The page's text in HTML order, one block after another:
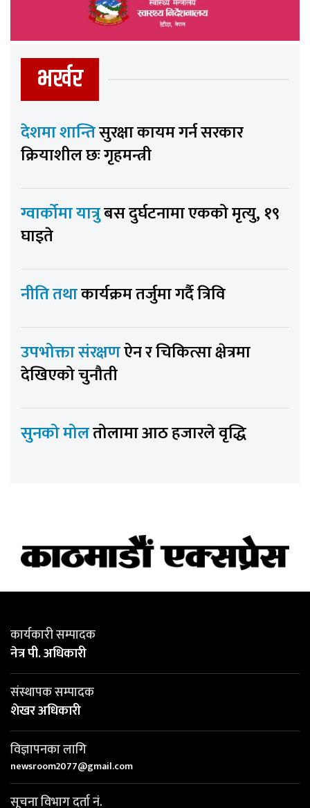
भर्खर
देशमा शान्तिसुरक्षा कायम गर्न सरकार
क्रियाशील छः गृहमन्त्री
ग्वार्कोमा यात्रुबस दुर्घटनामा एकको मृत्यु, १९
घाइते
नीति तथाकार्यक्रम तर्जुमा गर्दै त्रिवि
उपभोक्ता संरक्षणऐन र चिकित्सा क्षेत्रमा
देखिएको चुनौती
सुनको मोलतोलामा आठ हजारले वृद्धि
कार्यकारी सम्पादक
नेत्र पी. अधिकारी
संस्थापक सम्पादक
शेखर अधिकारी
विज्ञापनका लागि
newsroom2077@gmail.com
सूचना विभाग दर्ता नं.